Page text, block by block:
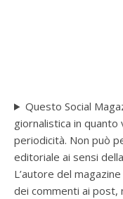
Questo Social
giornalistica in quanto
periodicità. Non può
editoriale ai sensi
L’autore del
dei commenti ai post,